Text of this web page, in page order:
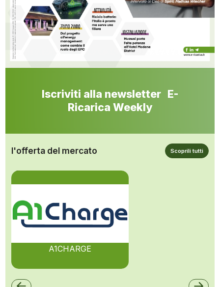
Iscriviti alla newsletter E-
Ricarica Weekly
l'offerta del mercato Scoprili tutti
A1CHARGE